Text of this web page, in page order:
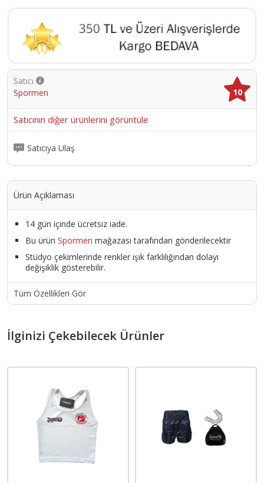
Satıcı
Spormen
10
Satıcının diğer ürünlerini görüntüle
Satıcıya Ulaş
Ürün Açıklaması
14 gün içinde ücretsiz iade.
Bu ürün Spormen mağazası tarafından gönderilecektir
Stüdyo çekimlerinde renkler ışık farklılığından dolayı
değişiklik gösterebilir.
Tüm Özellikleri Gör
İlginizi Çekebilecek Ürünler